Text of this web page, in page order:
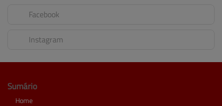
Facebook
Instagram
Sumário
Home